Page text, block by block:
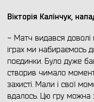
Вікторія Калінчук,
- Матч видався доволі
іграх ми набираємось
поєдинки. Було дуже
створив чимало
захисті. Мали і свої
вдалось. Цю гру можна